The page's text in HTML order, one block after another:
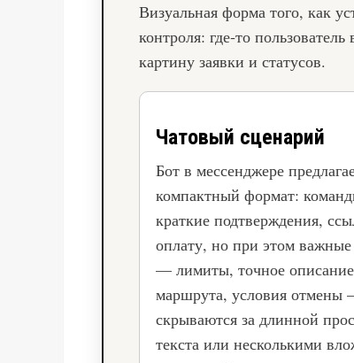
Визуальная форма того, как
контроля: где‑то
картину заявки и статусов.
Чатовый сценарий
Бот в мессенджере
компактный формат:
краткие подтверждения,
оплату, но при этом важные
— лимиты, точное описание
маршрута, условия отмены
скрываются за длинной
текста или несколькими